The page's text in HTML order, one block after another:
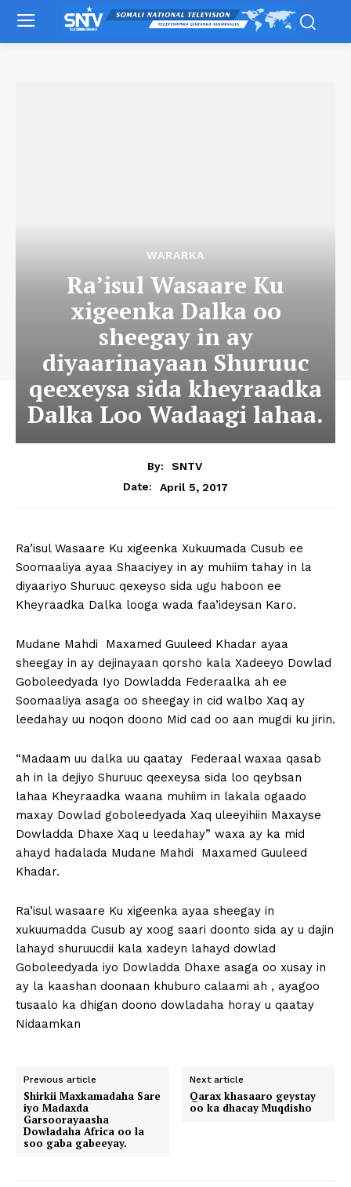
WARARKA
Ra’isul Wasaare Ku
xigeenka Dalka oo
sheegay in ay
diyaarinayaan Shuruuc
qeexeysa sida kheyraadka
Dalka Loo Wadaagi lahaa.
By:
SNTV
Date:
April 5, 2017
Ra’isul Wasaare Ku xigeenka Xukuumada Cusub ee
Soomaaliya ayaa Shaaciyey in ay muhiim tahay in la
diyaariyo Shuruuc qexeyso sida ugu haboon ee
Kheyraadka Dalka looga wada faa’ideysan Karo.
Mudane Mahdi Maxamed Guuleed Khadar ayaa
sheegay in ay dejinayaan qorsho kala Xadeeyo Dowlad
Goboleedyada Iyo Dowladda Federaalka ah ee
Soomaaliya asaga oo sheegay in cid walbo Xaq ay
leedahay uu noqon doono Mid cad oo aan mugdi ku jirin.
“Madaam uu dalka uu qaatay Federaal waxaa qasab
ah in la dejiyo Shuruuc qeexeysa sida loo qeybsan
lahaa Kheyraadka waana muhiim in lakala ogaado
maxay Dowlad goboleedyada Xaq uleeyihiin Maxayse
Dowladda Dhaxe Xaq u leedahay” waxa ay ka mid
ahayd hadalada Mudane Mahdi Maxamed Guuleed
Khadar.
Ra’isul wasaare Ku xigeenka ayaa sheegay in
xukuumadda Cusub ay xoog saari doonto sida ay u dajin
lahayd shuruucdii kala xadeyn lahayd dowlad
Goboleedyada iyo Dowladda Dhaxe asaga oo xusay in
ay la kaashan doonaan khuburo calaami ah , ayagoo
tusaalo ka dhigan doono dowladaha horay u qaatay
Nidaamkan
Previous article
Shirkii Maxkamadaha Sare
iyo Madaxda
Garsoorayaasha
Dowladaha Africa oo la
soo gaba gabeeyay.
Next article
Qarax khasaaro geystay
oo ka dhacay Muqdisho